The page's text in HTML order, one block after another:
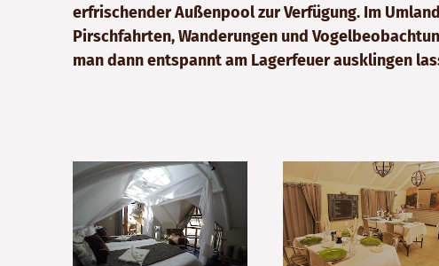
erfrischender Außenpool zur Verfügung. Im
Pirschfahrten, Wanderungen und
man dann entspannt am Lagerfeuer ausklingen